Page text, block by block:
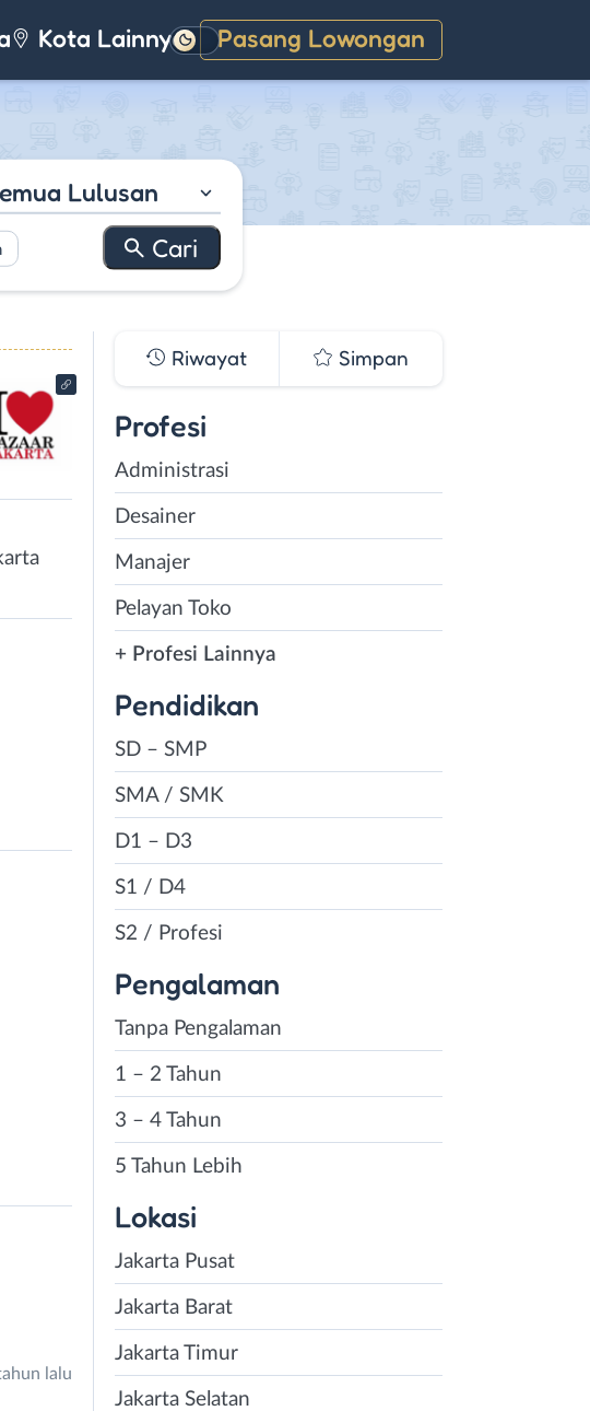
Kota Lainnya Pasang Lowongan
Gelap
Lulusan
lalu
Riwayat Simpan
Profesi
Administrasi
Desainer
Manajer
Pelayan Toko
+ Profesi Lainnya
Pendidikan
SD – SMP
SMA / SMK
D1 – D3
S1 / D4
S2 / Profesi
Pengalaman
Tanpa Pengalaman
1 – 2 Tahun
3 – 4 Tahun
5 Tahun Lebih
Lokasi
Jakarta Pusat
Jakarta Barat
Jakarta Timur
Jakarta Selatan